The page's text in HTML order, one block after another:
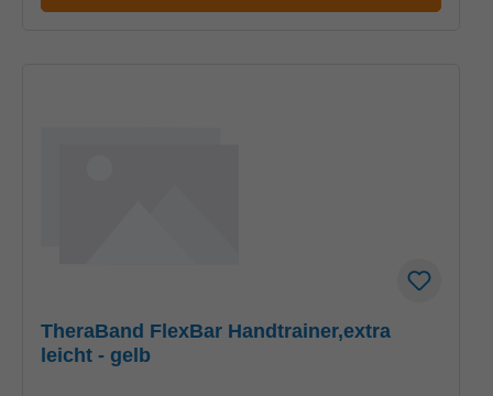
TheraBand FlexBar Handtrainer,extra
leicht - gelb